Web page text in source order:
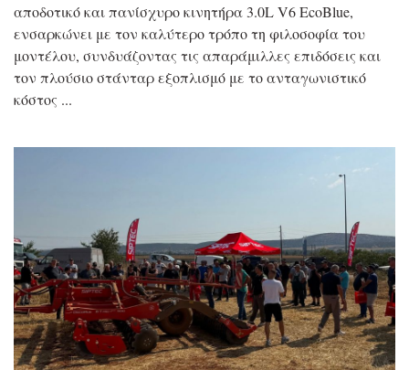
αποδοτικό και πανίσχυρο κινητήρα 3.0L V6 EcoBlue,
ενσαρκώνει με τον καλύτερο τρόπο τη φιλοσοφία του
μοντέλου, συνδυάζοντας τις απαράμιλλες επιδόσεις και
τον πλούσιο στάνταρ εξοπλισμό με το ανταγωνιστικό
κόστος